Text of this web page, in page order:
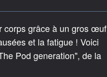
corps grâce à un gros œuf
et la fatigue ! Voici
Pod generation", de la